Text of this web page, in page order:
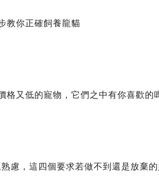
教你正確飼養龍貓
格又低的寵物，它們之中有你喜歡的
慮，這四個要求若做不到還是放棄